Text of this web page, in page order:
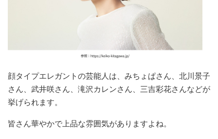
顔タイプエレガントの芸能人は、みちょぱさん、北川景子
さん、武井咲さん、滝沢カレンさん、三吉彩花さんなどが
挙げられます。
皆さん華やかで上品な雰囲気がありますよね。